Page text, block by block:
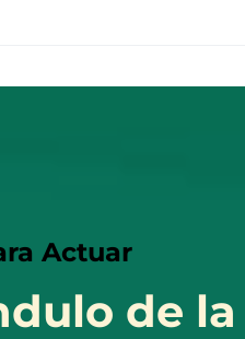
Actuar
de